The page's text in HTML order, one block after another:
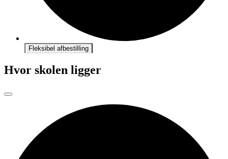
Fleksibel afbestilling
Hvor skolen ligger